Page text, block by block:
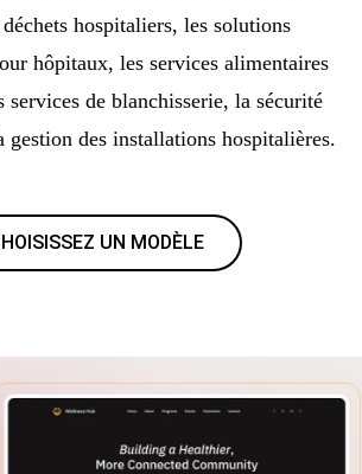
hospitaliers, les solutions
hôpitaux, les services alimentaires
services de blanchisserie, la sécurité
gestion des installations hospitalières.
UN MODÈLE